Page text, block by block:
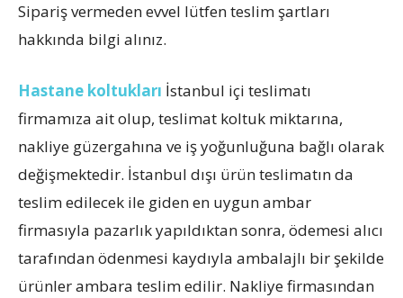
Sipariş vermeden evvel lütfen teslim şartları
hakkında bilgi alınız.
Hastane koltukları İstanbul içi teslimatı
firmamıza ait olup, teslimat koltuk miktarına,
nakliye güzergahına ve iş yoğunluğuna bağlı olarak
değişmektedir. İstanbul dışı ürün teslimatın da
teslim edilecek ile giden en uygun ambar
firmasıyla pazarlık yapıldıktan sonra, ödemesi alıcı
tarafından ödenmesi kaydıyla ambalajlı bir şekilde
ürünler ambara teslim edilir. Nakliye firmasından